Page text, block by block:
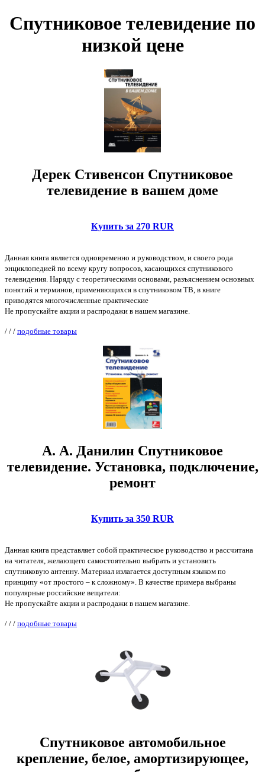
Спутниковое телевидение по
низкой цене
Дерек Стивенсон Спутниковое
телевидение в вашем доме
Купить за 270 RUR
Данная книга является одновременно и руководством, и своего рода
энциклопедией по всему кругу вопросов, касающихся спутникового
телевидения. Наряду с теоретическими основами, разъяснением основных
понятий и терминов, применяющихся в спутниковом ТВ, в книге
приводятся многочисленные практические
Не пропускайте акции и распродажи в нашем магазине.
/ / / подобные товары
А. А. Данилин Спутниковое
телевидение. Установка, подключение,
ремонт
Купить за 350 RUR
Данная книга представляет собой практическое руководство и рассчитана
на читателя, желающего самостоятельно выбрать и установить
спутниковую антенну. Материал излагается доступным языком по
принципу «от простого – к сложному». В качестве примера выбраны
популярные российские вещатели:
Не пропускайте акции и распродажи в нашем магазине.
/ / / подобные товары
Спутниковое автомобильное
крепление, белое, амортизирующее,